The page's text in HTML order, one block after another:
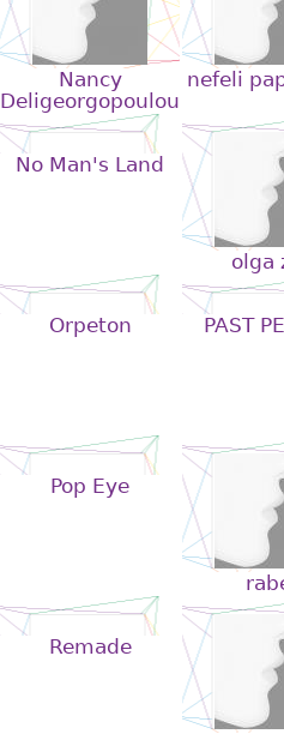
Nancy
Deligeorgopoulou
nefeli
No Man's Land
olga
Orpeton PAST
Pop Eye
Remade